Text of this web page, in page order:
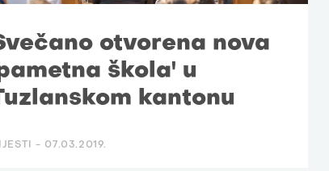
otvorena nova
škola' u
kantonu
- 07.03.2019.